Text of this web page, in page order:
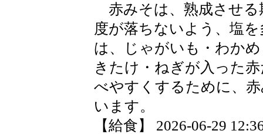
赤みそは、熟成させる
度が落ちないよう、塩
は、じゃがいも・わか
きたけ・ねぎが入った
べやすくするために、
います。
【給食】 2026-06-29